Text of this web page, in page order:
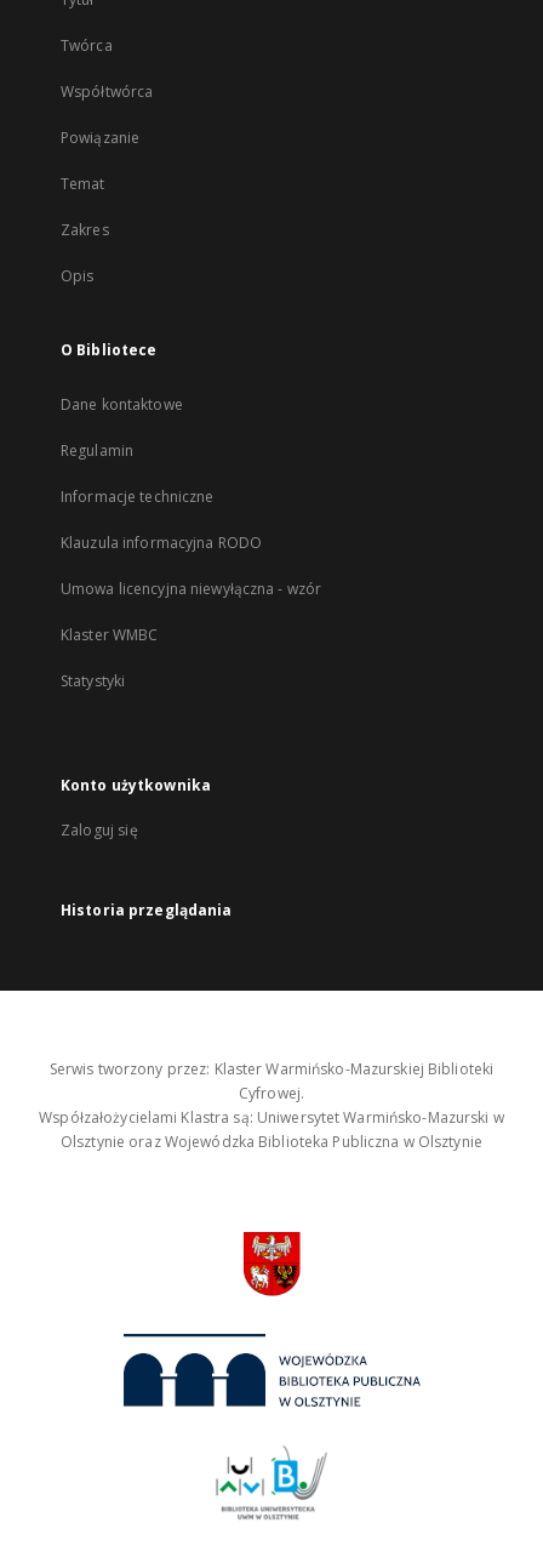
Twórca
Współtwórca
Powiązanie
Temat
Zakres
Opis
O Bibliotece
Dane kontaktowe
Regulamin
Informacje techniczne
Klauzula informacyjna RODO
Umowa licencyjna niewyłączna - wzór
Klaster WMBC
Statystyki
Konto użytkownika
Zaloguj się
Historia przeglądania
Serwis tworzony przez: Klaster Warmińsko-Mazurskiej Biblioteki
Cyfrowej.
Współzałożycielami Klastra są: Uniwersytet Warmińsko-Mazurski w
Olsztynie oraz Wojewódzka Biblioteka Publiczna w Olsztynie